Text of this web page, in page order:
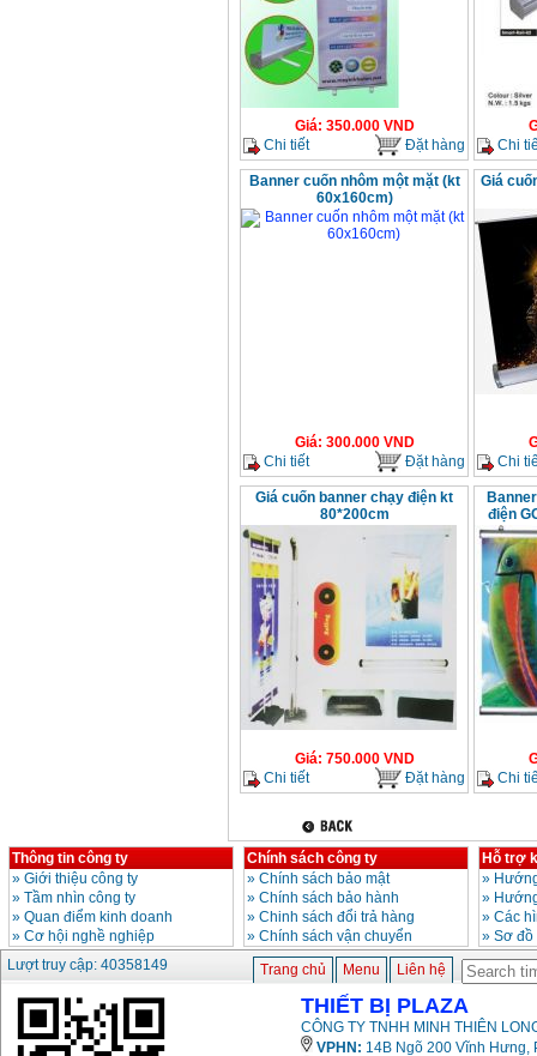
Giá: 350.000VND
Chi tiết
Đặt hàng
Chi
Banner cuốn nhôm một mặt (kt
60x160cm)
Giá: 300.000VND
Chi tiết
Đặt hàng
Giá
Chi
Giá cuốn banner chạy điện kt
80*200cm
Giá: 750.000VND
Chi tiết
Đặt hàng
điện
Chi
Thông tin công ty
» Giới thiệu công ty
» Tầm nhìn công ty
» Quan điểm kinh doanh
» Cơ hội nghề nghiệp
Chính sách công ty
» Chính sách bảo mật
» Chính sách bảo hành
» Chinh sách đổi trả hàng
» Chính sách vận chuyển
Hỗ trợ
»
»
» Các
» Sơ
Lượt truy cập: 40358149
Trang chủ Menu Liên hệ
THIẾT BỊ PLAZA
CÔNG TY TNHH MINH THIÊN
VPHN: 14B Ngõ 200 Vĩnh Hưng,